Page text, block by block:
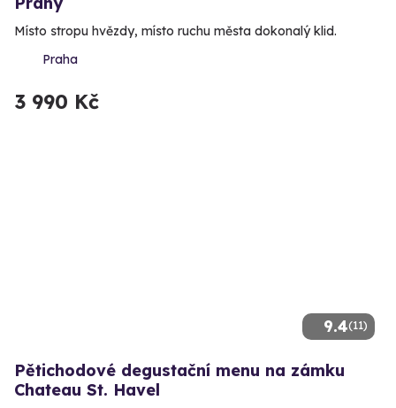
Místo stropu hvězdy, místo ruchu města dokonalý klid.
Praha
3 990 Kč
9.4(11)
Pětichodové degustační menu na zámku
Chateau St. Havel